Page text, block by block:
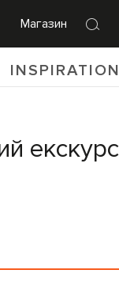
Магазин
екскурс